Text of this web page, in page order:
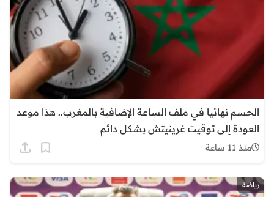
الحسم نهائيا في ملف الساعة الإضافية بالمغرب.. هذا موعد
العودة إلى توقيت غرينيتش بشكل دائم
منذ 11 ساعة
رياضة